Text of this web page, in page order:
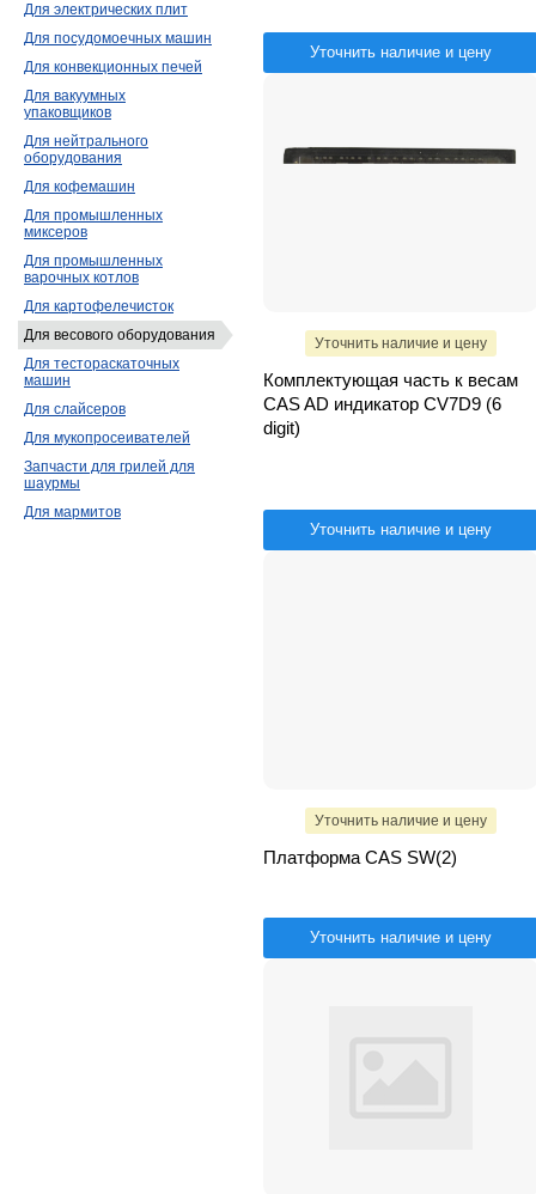
Уточнить наличие и цену
Уточнить наличие и цену
Комплектующая часть к весам
CAS AD индикатор CV7D9 (6
digit)
Уточнить наличие и цену
Уточнить наличие и цену
Платформа CAS SW(2)
Уточнить наличие и цену
Для электрических плит
Для посудомоечных машин
Для конвекционных печей
Для вакуумных
упаковщиков
Для нейтрального
оборудования
Для кофемашин
Для промышленных
миксеров
Для промышленных
варочных котлов
Для картофелечисток
Для весового оборудования
Для тестораскаточных
машин
Для слайсеров
Для мукопросеивателей
Запчасти для грилей для
шаурмы
Для мармитов